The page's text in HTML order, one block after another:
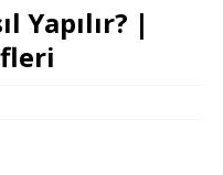
Yapılır? |